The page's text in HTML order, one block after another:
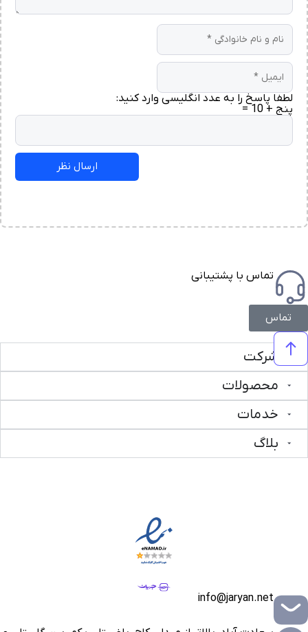
لطفا پاسخ را به عدد انگلیسی وارد کنید:
پنج + 10 =
تماس با پشتیبانی
تماس
شرکت
محصولات
خدمات
بلاگ
info@jaryan.net